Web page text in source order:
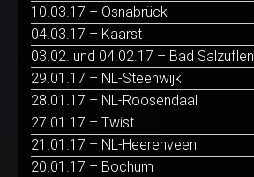
10.03.17 – Osnabrück
04.03.17 – Kaarst
03.02. und 04.02.17 – Bad Salzuflen
29.01.17 – NL-Steenwijk
28.01.17 – NL-Roosendaal
27.01.17 – Twist
21.01.17 – NL-Heerenveen
20.01.17 – Bochum